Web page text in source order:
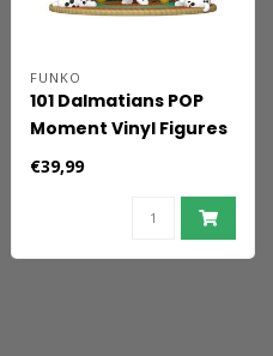
FUNKO
101 Dalmatians POP
Moment Vinyl Figures
Rolly, Patch & Lucky
€39,99